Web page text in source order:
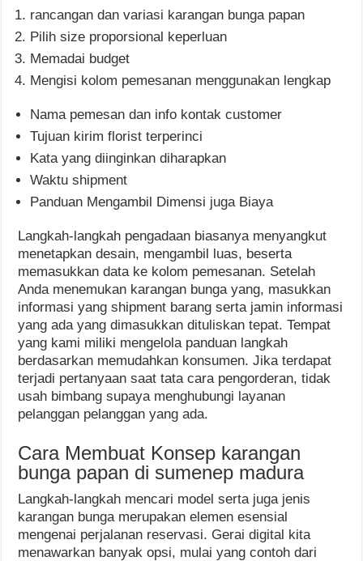
rancangan dan variasi karangan bunga papan
Pilih size proporsional keperluan
Memadai budget
Mengisi kolom pemesanan menggunakan lengkap
Nama pemesan dan info kontak customer
Tujuan kirim florist terperinci
Kata yang diinginkan diharapkan
Waktu shipment
Panduan Mengambil Dimensi juga Biaya
Langkah-langkah pengadaan biasanya menyangkut
menetapkan desain, mengambil luas, beserta
memasukkan data ke kolom pemesanan. Setelah
Anda menemukan karangan bunga yang, masukkan
informasi yang shipment barang serta jamin informasi
yang ada yang dimasukkan dituliskan tepat. Tempat
yang kami miliki mengelola panduan langkah
berdasarkan memudahkan konsumen. Jika terdapat
terjadi pertanyaan saat tata cara pengorderan, tidak
usah bimbang supaya menghubungi layanan
pelanggan pelanggan yang ada.
Cara Membuat Konsep karangan
bunga papan di sumenep madura
Langkah-langkah mencari model serta juga jenis
karangan bunga merupakan elemen esensial
mengenai perjalanan reservasi. Gerai digital kita
menawarkan banyak opsi, mulai yang contoh dari